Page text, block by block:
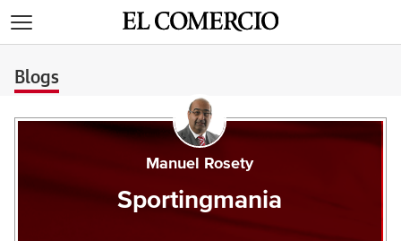
Blogs
Manuel Rosety
Sportingmania